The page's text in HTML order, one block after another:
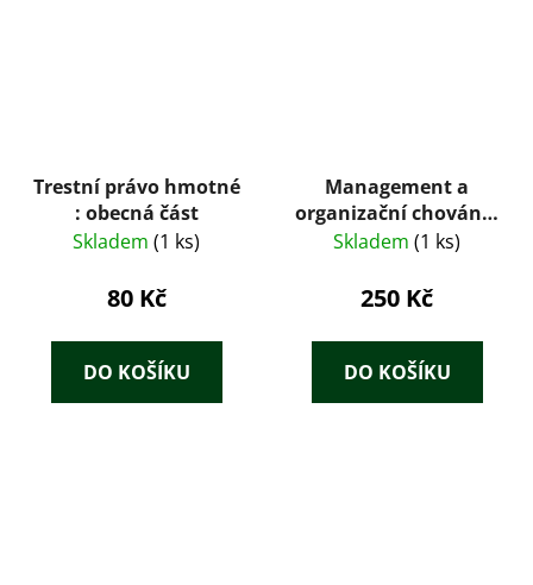
Trestní právo hmotné
: obecná část
Skladem (1 ks)
80 Kč
DO KOŠÍKU
Management a
organizační chování :
manažerské chování
efektivity, řízení
manažerské role a
styly, moc a vliv v
Skladem (1 ks)
250 Kč
DO KOŠÍKU